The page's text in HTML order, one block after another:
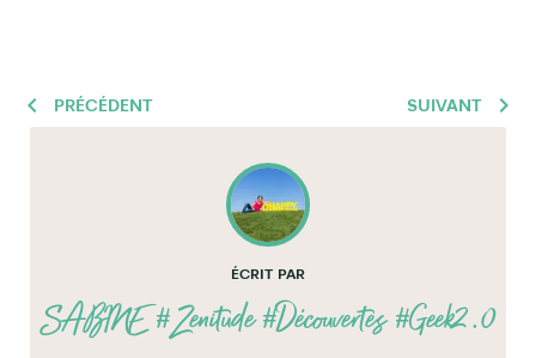
PRÉCÉDENT SUIVANT
ÉCRIT PAR
SABINE#Zenitude #Découvertes #Geek2.0